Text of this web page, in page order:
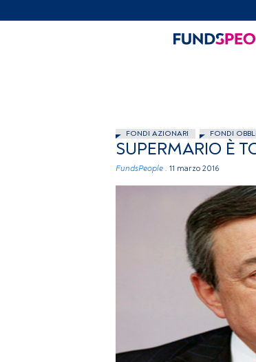
FONDI AZIONARI FONDI
SUPERMARIO È
FundsPeople . 11 marzo 2016